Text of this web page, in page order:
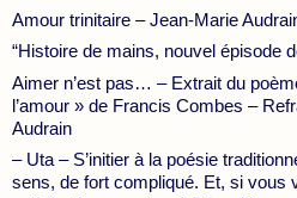
Amour trinitaire – Jean-Marie
“Histoire de mains, nouvel épisode
Aimer n’est pas… – Extrait du
l’amour » de Francis Combes –
Audrain
– Uta – S’initier à la poésie
sens, de fort compliqué. Et, si vous